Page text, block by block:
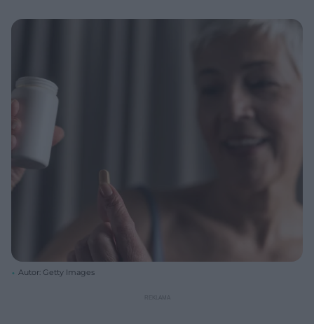
Autor: Getty Images